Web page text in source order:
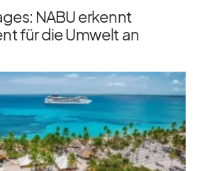
NABU erkennt
für die Umwelt an